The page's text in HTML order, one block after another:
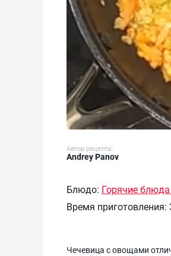
Автор рецепта:
Andrey Panov
Блюдо: Горячие
Время приготовления:
Чечевица с овощами